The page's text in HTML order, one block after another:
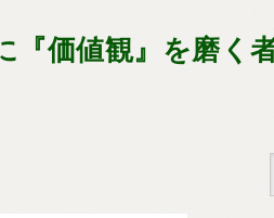
価値観』を磨く